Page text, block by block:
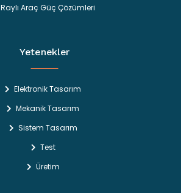
Raylı Araç Güç Çözümleri
Yetenekler
Elektronik Tasarım
Mekanik Tasarım
Sistem Tasarım
Test
Üretim